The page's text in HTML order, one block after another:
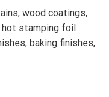
wood coatings,
hot stamping foil
baking finishes,